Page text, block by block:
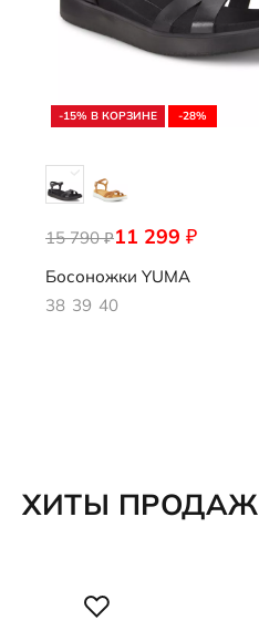
-15% В КОРЗИНЕ -28%
11 299 ₽
15 790₽
857923/02001
Босоножки YUMA
38 39 40
ХИТЫ ПРОДАЖ